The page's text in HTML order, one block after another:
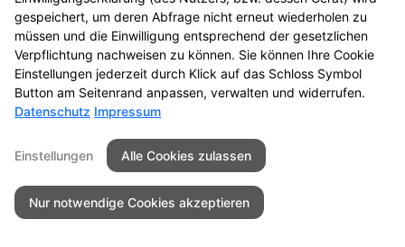
gespeichert, um deren Abfrage nicht erneut wiederholen zu
müssen und die Einwilligung entsprechend der gesetzlichen
Verpflichtung nachweisen zu können. Sie können Ihre Cookie
Einstellungen jederzeit durch Klick auf das Schloss Symbol
Button am Seitenrand anpassen, verwalten und widerrufen.
Datenschutz Impressum
Einstellungen Alle Cookies zulassen
Nur notwendige Cookies akzeptieren